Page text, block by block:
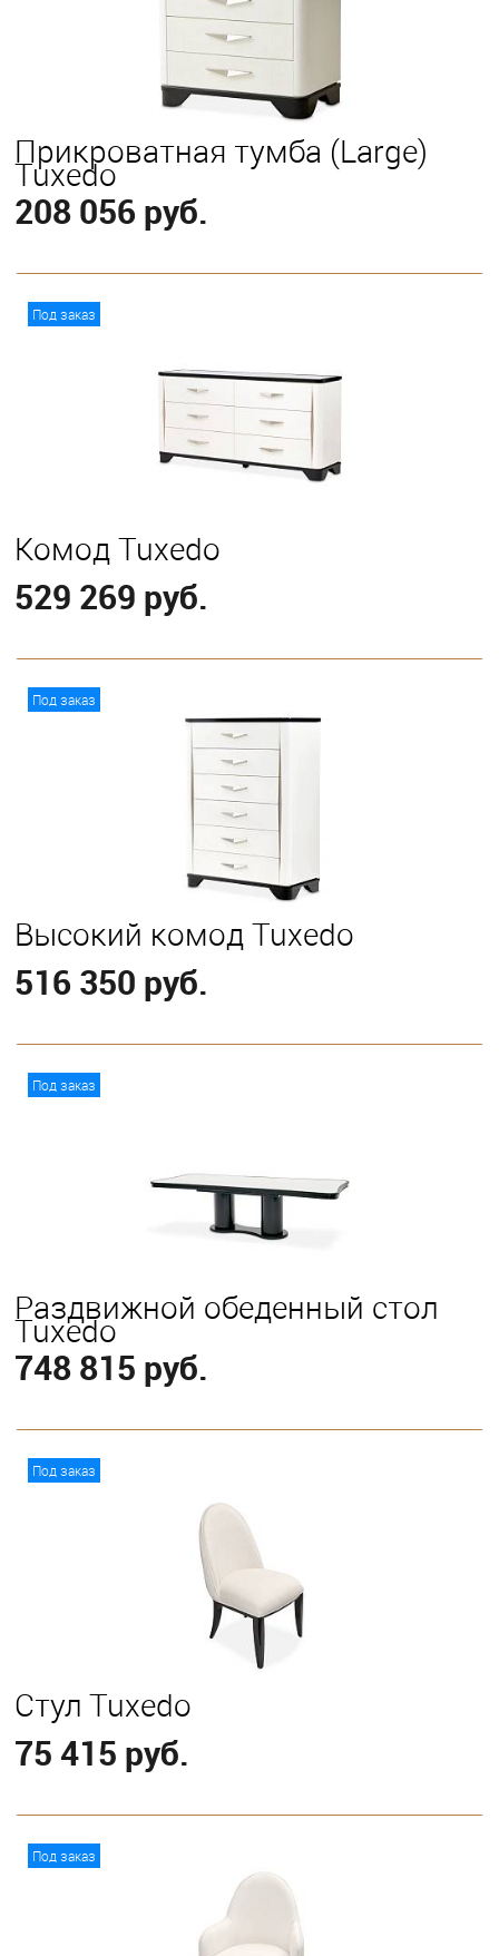
Прикроватная тумба (Large)
Tuxedo
208 056 руб.
Под заказ
Комод Tuxedo
529 269 руб.
Под заказ
Высокий комод Tuxedo
516 350 руб.
Под заказ
Раздвижной обеденный стол
Tuxedo
748 815 руб.
Под заказ
Стул Tuxedo
75 415 руб.
Под заказ